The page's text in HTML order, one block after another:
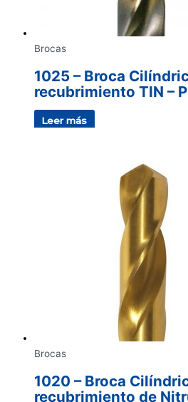
Brocas
1025 – Broca
recubrimiento TIN –
Leer más
Brocas
1020 – Broca
recubrimiento de